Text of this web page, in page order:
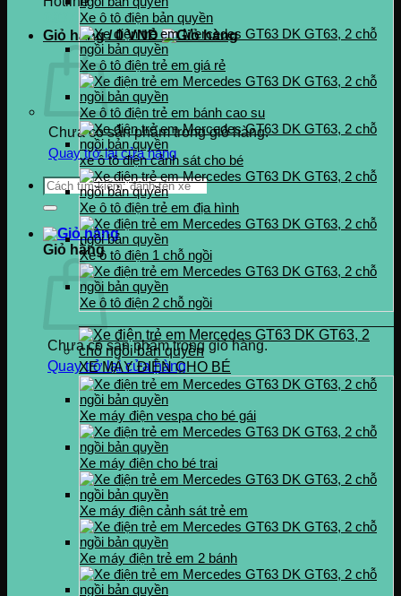
0937.222.487
Giỏ hàng /0VND
Chưa có sản phẩm trong giỏ hàng.
Quay trở lại cửa hàng
Tìm
kiếm:
Giỏ hàng
Chưa có sản phẩm trong giỏ hàng.
Quay trở lại cửa hàng
Xe ô tô điện bản quyền
Xe ô tô điện trẻ em giá rẻ
Xe ô tô điện trẻ em bánh cao su
xe ô tô điện cảnh sát cho bé
Xe ô tô điện trẻ em địa hình
Xe ô tô điện 1 chỗ ngồi
Xe ô tô điện 2 chỗ ngồi
XE MÁY ĐIỆN CHO BÉ
Xe máy điện vespa cho bé gái
Xe máy điện cho bé trai
Xe máy điện cảnh sát trẻ em
Xe máy điện trẻ em 2 bánh